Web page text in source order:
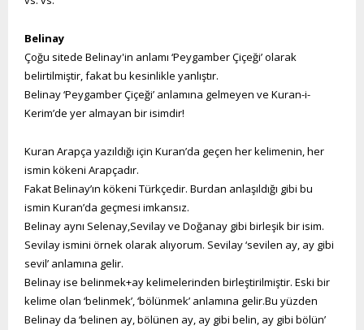
Belinay
Çoğu sitede Belinay'in anlamı ‘Peygamber Çiçeği’ olarak
belirtilmiştir, fakat bu kesinlikle yanlıştır.
Belinay ‘Peygamber Çiçeği’ anlamına gelmeyen ve Kuran-i-
Kerim’de yer almayan bir isimdir!
Kuran Arapça yazıldığı için Kuran’da geçen her kelimenin, her
ismin kökeni Arapçadır.
Fakat Belinay’ın kökeni Türkçedir. Burdan anlaşıldığı gibi bu
ismin Kuran’da geçmesi imkansız.
Belinay aynı Selenay,Sevilay ve Doğanay gibi birleşik bir isim.
Sevilay ismini örnek olarak alıyorum. Sevilay ‘sevilen ay, ay gibi
sevil’ anlamına gelir.
Belinay ise belinmek+ay kelimelerinden birleştirilmiştir. Eski bir
kelime olan ‘belinmek’, ‘bölünmek’ anlamına gelir.Bu yüzden
Belinay da ‘belinen ay, bölünen ay, ay gibi belin, ay gibi bölün’